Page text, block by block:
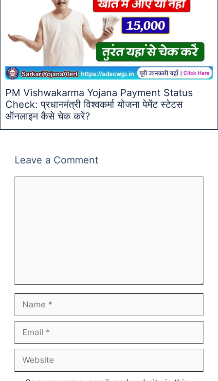
PM Vishwakarma Yojana Payment Status
Check: प्रधानमंत्री विश्वकर्मा योजना पेमेंट स्टेटस
ऑनलाइन कैसे चेक करें?
Leave a Comment
Name
Email
Website